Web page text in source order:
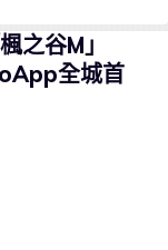
之谷M」
全城首